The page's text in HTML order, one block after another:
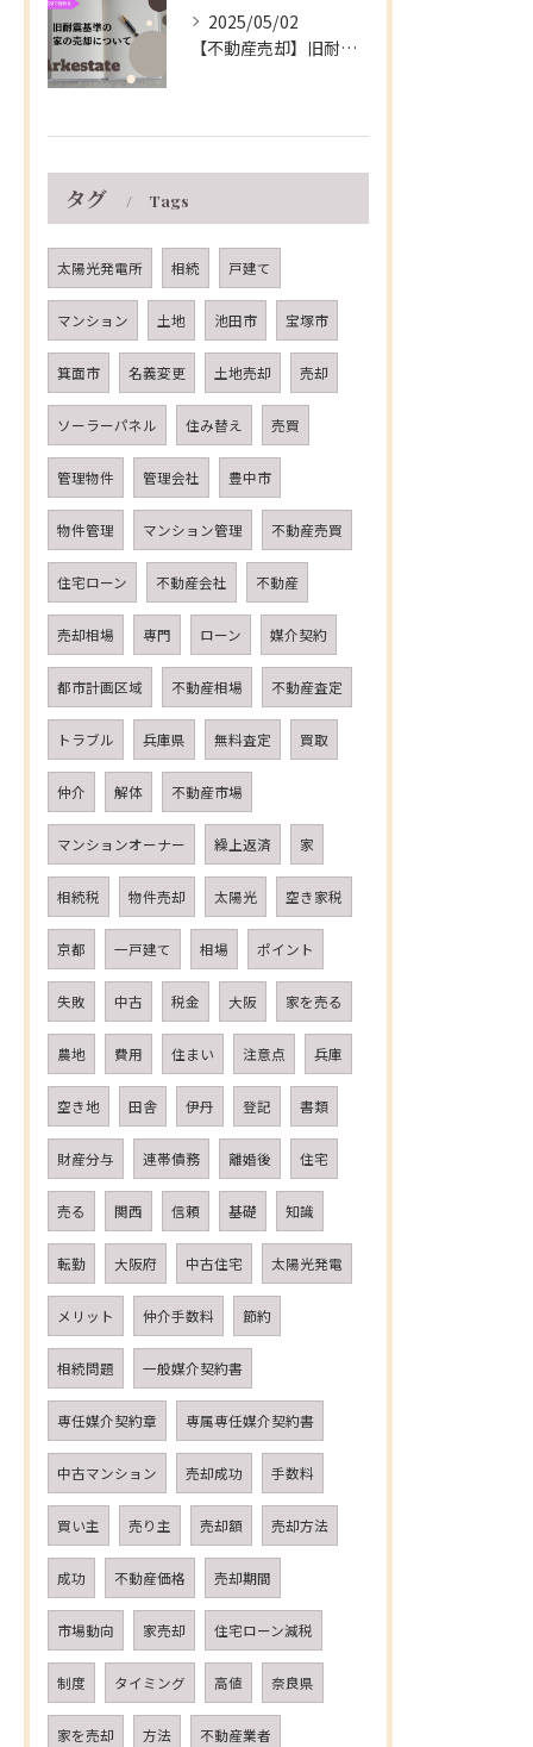
2025/05/02
【不動産売却】旧耐震基準の家の売却について～伊丹市の不動産会社～
タグ Tags
太陽光発電所 相続 戸建て
マンション 土地 池田市 宝塚市
箕面市 名義変更 土地売却 売却
ソーラーパネル 住み替え 売買
管理物件 管理会社 豊中市
物件管理 マンション管理 不動産売買
住宅ローン 不動産会社 不動産
売却相場 専門 ローン 媒介契約
都市計画区域 不動産相場 不動産査定
トラブル 兵庫県 無料査定 買取
仲介 解体 不動産市場
マンションオーナー 繰上返済 家
相続税 物件売却 太陽光 空き家税
京都 一戸建て 相場 ポイント
失敗 中古 税金 大阪 家を売る
農地 費用 住まい 注意点 兵庫
空き地 田舎 伊丹 登記 書類
財産分与 連帯債務 離婚後 住宅
売る 関西 信頼 基礎 知識
転勤 大阪府 中古住宅 太陽光発電
メリット 仲介手数料 節約
相続問題 一般媒介契約書
専任媒介契約章 専属専任媒介契約書
中古マンション 売却成功 手数料
買い主 売り主 売却額 売却方法
成功 不動産価格 売却期間
市場動向 家売却 住宅ローン減税
制度 タイミング 高値 奈良県
家を売却 方法 不動産業者